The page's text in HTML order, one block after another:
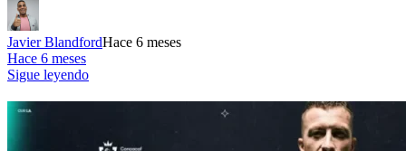
Javier BlandfordHace 6 meses
Hace 6 meses
Sigue leyendo